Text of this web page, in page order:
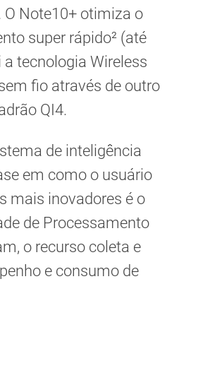
Note10+ otimiza o
super rápido² (até
tecnologia Wireless
fio através de outro
QI4.
de inteligência
em como o usuário
mais inovadores é o
de Processamento
o recurso coleta e
e consumo de